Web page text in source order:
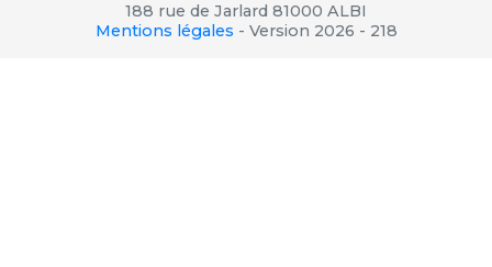
188 rue de Jarlard 81000 ALBI
Mentions légales - Version 2026 - 218